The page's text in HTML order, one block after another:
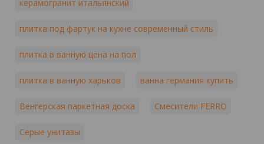
керамогранит итальянский
плитка под фартук на кухне современный стиль
плитка в ванную цена на пол
плитка в ванную харьков ванна германия купить
Венгерская паркетная доска Смесители FERRO
Серые унитазы